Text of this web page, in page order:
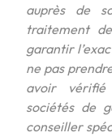
auprès de
traitement
garantir
ne pas
avoir vérifié
sociétés de
conseiller